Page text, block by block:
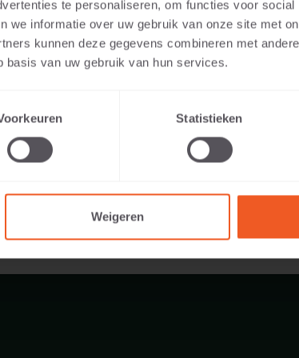
te personaliseren, om functies voor
we informatie over uw gebruik van onze site met
kunnen deze gegevens combineren met
van uw gebruik van hun services.
Statistieken
Weigeren